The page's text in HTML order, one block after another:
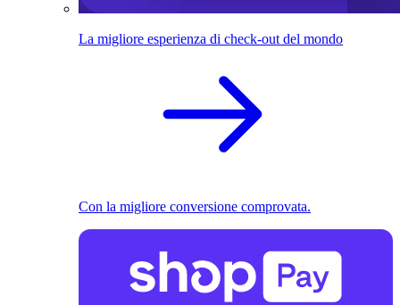
La migliore esperienza di check-out del mondo
Con la migliore conversione comprovata.